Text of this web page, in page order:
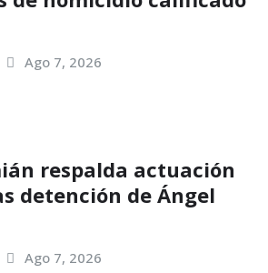
Ago 7, 2026
respalda actuación
detención de Ángel
Ago 7, 2026